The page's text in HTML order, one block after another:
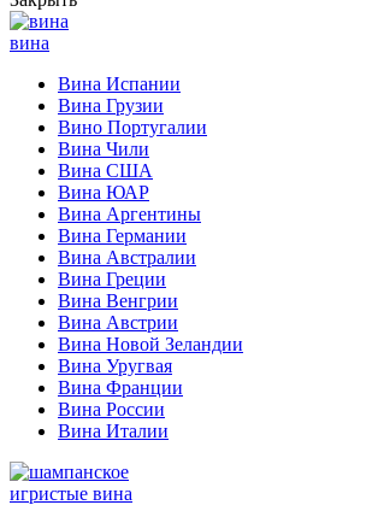
вина
Вина Испании
Вина Грузии
Вино Португалии
Вина Чили
Вина США
Вина ЮАР
Вина Аргентины
Вина Германии
Вина Австралии
Вина Греции
Вина Венгрии
Вина Австрии
Вина Новой Зеландии
Вина Уругвая
Вина Франции
Вина России
Вина Италии
игристые вина